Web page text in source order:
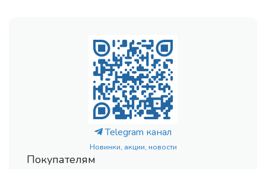
Telegram канал
Новинки, акции, новости
Покупателям